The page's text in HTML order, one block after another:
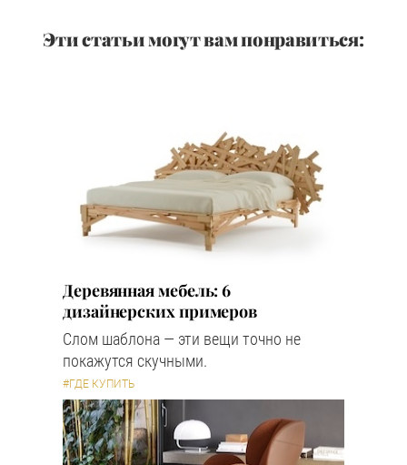
Эти статьи могут вам понравиться:
Деревянная мебель: 6
дизайнерских примеров
Слом шаблона — эти вещи точно не
покажутся скучными.
#ГДЕ КУПИТЬ